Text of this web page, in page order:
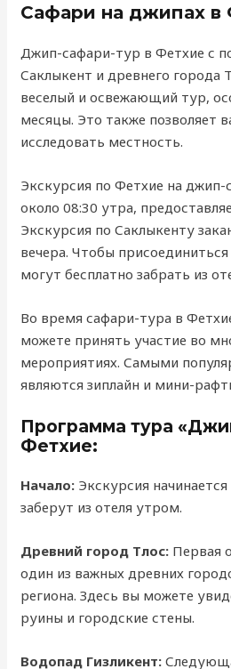
Сафари на джипах в
Джип-сафари-тур в Фетхие с
Саклыкент и древнего города
веселый и освежающий тур,
месяцы. Это также позволяет
исследовать местность.
Экскурсия по Фетхие на джип-
около 08:30 утра,
Экскурсия по Саклыкенту
вечера. Чтобы
могут бесплатно забрать из
Во время сафари-тура в
можете принять участие во
мероприятиях. Самыми
являются зиплайн и мини-
Программа тура
Фетхие:
Начало: Экскурсия начинается
заберут из отеля утром.
Древний город Тлос: Первая
один из важных древних
региона. Здесь вы можете
руины и городские стены.
Водопад Гизликент: